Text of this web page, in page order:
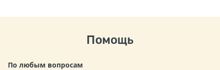
Помощь
По любым вопросам